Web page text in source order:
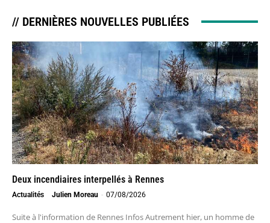
// DERNIÈRES NOUVELLES PUBLIÉES
Deux incendiaires interpellés à Rennes
Actualités Julien Moreau - 07/08/2026
Suite à l'information de Rennes Infos Autrement hier, un homme de